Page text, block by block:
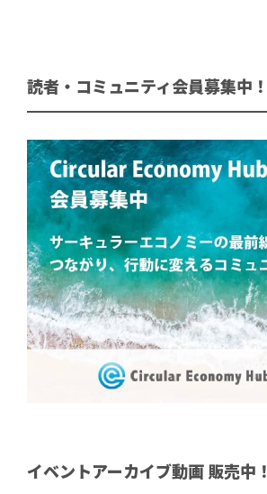
読者・コミュニティ会員募集中！
イベントアーカイブ動画 販売中！